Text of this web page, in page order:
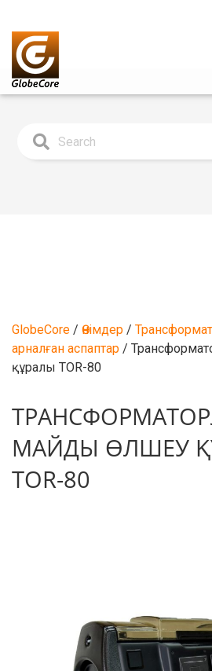
GlobeCore / Өнімдер /
арналған аспаптар /
құралы TOR-80
МАЙДЫ ӨЛШЕУ
TOR-80